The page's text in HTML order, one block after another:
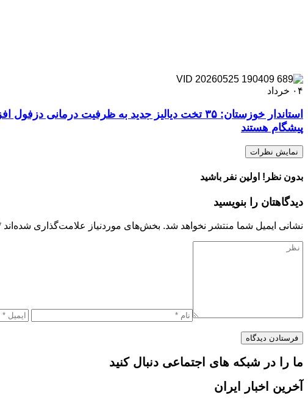
۰۴ خرداد
استاندار خوزستان: ۳۵ تخت دیالیز جدید به ظرفیت
پیشگام هستند
نمایش نظرات
بدون نظر! اولین نفر باشید
دیدگاهتان را بنویسید
نشانی ایمیل شما منتشر نخواهد شد. بخش‌های موردنیاز علامت‌گذاری شده‌اند
ما را در شبکه های اجتماعی دنبال کنید
آخرین اخبار ایران